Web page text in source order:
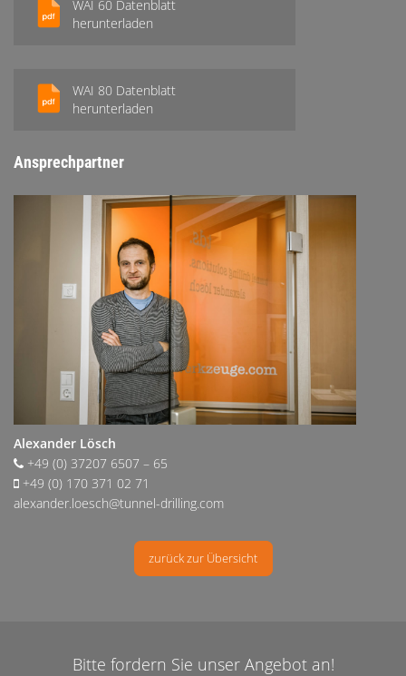
WAI 60 Datenblatt
herunterladen
WAI 80 Datenblatt
herunterladen
Ansprechpartner
Alexander Lösch
+49 (0) 37207 6507 – 65
+49 (0) 170 371 02 71
alexander.loesch@tunnel-drilling.com
zurück zur Übersicht
Bitte fordern Sie unser Angebot an!